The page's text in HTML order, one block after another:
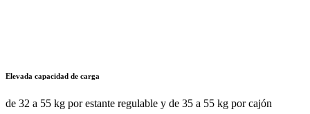
Elevada capacidad de carga
de 32 a 55 kg por estante regulable y de 35 a 55 kg por cajón